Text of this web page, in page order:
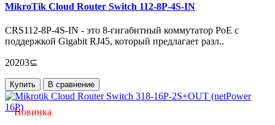
MikroTik Cloud Router Switch 112-8P-4S-IN
CRS112-8P-4S-IN - это 8-гигабитный коммутатор PoE с
поддержкой Gigabit RJ45, который предлагает разл..
20203⊆
Купить В сравнение
Новинка